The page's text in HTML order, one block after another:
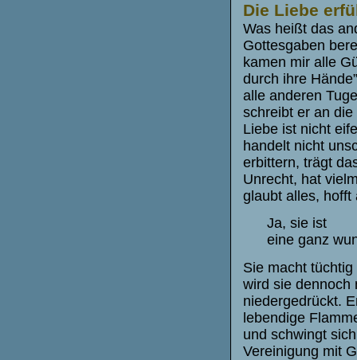
Die Liebe
Was heißt das
Gottesgaben
kamen mir alle
durch ihre
alle anderen
schreibt er an
Liebe ist nicht
handelt nicht
erbittern, trägt
Unrecht, hat
glaubt alles, hofft
Ja, sie ist
eine ganz
Sie macht
wird sie dennoch
niedergedrückt.
lebendige
und schwingt
Vereinigung mit